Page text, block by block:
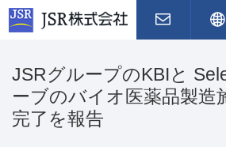
お問
JSRグループのKBIと
ーブのバイオ医薬品製造
完了を報告